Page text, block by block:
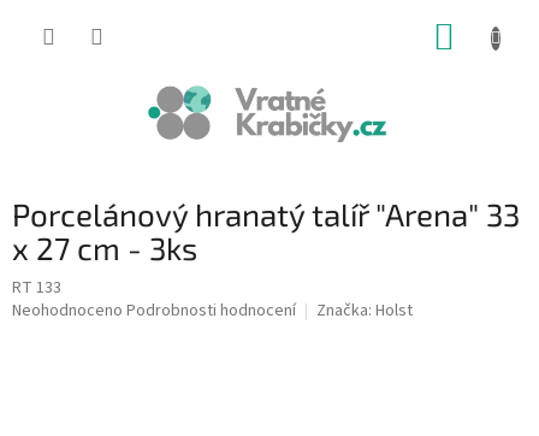
Porcelánový hranatý talíř "Arena" 33
x 27 cm - 3ks
RT 133
Průměrné
Neohodnoceno Podrobnosti hodnocení Značka: Holst